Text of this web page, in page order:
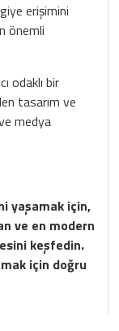
erişimini
önemli
odaklı bir
tasarım ve
medya
yaşamak için,
ve en modern
keşfedin.
için doğru